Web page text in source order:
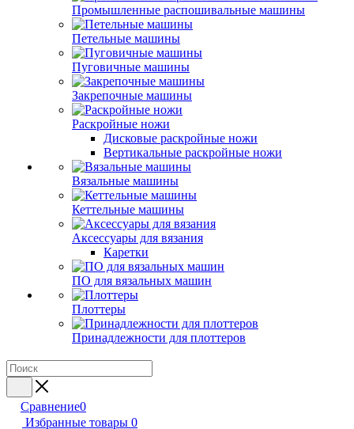
Промышленные распошивальные машины
Петельные машины
Пуговичные машины
Закрепочные машины
Раскройные ножи
Дисковые раскройные ножи
Вертикальные раскройные ножи
Вязальные машины
Кеттельные машины
Аксессуары для вязания
Каретки
ПО для вязальных машин
Плоттеры
Принадлежности для плоттеров
Сравнение0
Избранные товары 0